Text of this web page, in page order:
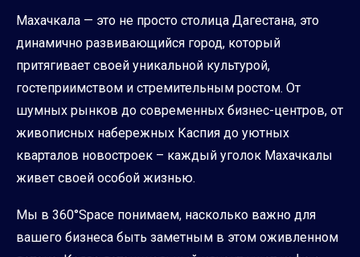
Махачкала — это не просто столица Дагестана, это
динамично развивающийся город, который
притягивает своей уникальной культурой,
гостеприимством и стремительным ростом. От
шумных рынков до современных бизнес-центров, от
живописных набережных Каспия до уютных
кварталов новостроек – каждый уголок Махачкалы
живет своей особой жизнью.
Мы в 360°Space понимаем, насколько важно для
вашего бизнеса быть заметным в этом оживленном